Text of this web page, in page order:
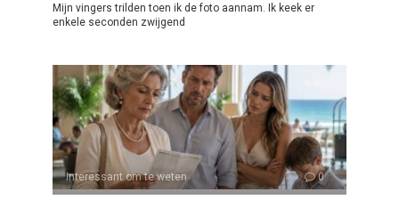
Mijn vingers trilden toen ik de foto aannam. Ik keek er
enkele seconden zwijgend
Interessant om te weten 0